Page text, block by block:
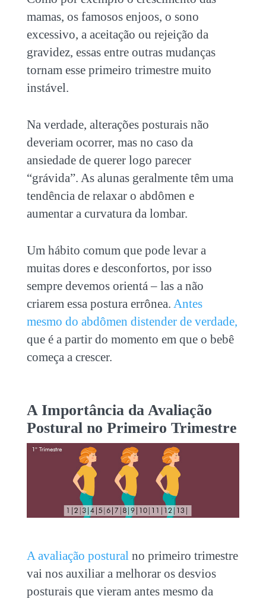
mamas, os famosos enjoos, o sono
excessivo, a aceitação ou rejeição da
gravidez, essas entre outras mudanças
tornam esse primeiro trimestre muito
instável.
Na verdade, alterações posturais não
deveriam ocorrer, mas no caso da
ansiedade de querer logo parecer
“grávida”. As alunas geralmente têm uma
tendência de relaxar o abdômen e
aumentar a curvatura da lombar.
Um hábito comum que pode levar a
muitas dores e desconfortos, por isso
sempre devemos orientá – las a não
criarem essa postura errônea. Antes
mesmo do abdômen distender de verdade,
que é a partir do momento em que o bebê
começa a crescer.
A Importância da Avaliação
Postural no Primeiro Trimestre
A avaliação posturalno primeiro trimestre
vai nos auxiliar a melhorar os desvios
posturais que vieram antes mesmo da